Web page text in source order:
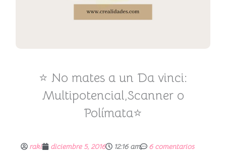
⭐ No mates a un Da vinci:
Multipotencial,Scanner o
Polímata⭐
raki diciembre 5, 2016 12:16 am 6 comentarios